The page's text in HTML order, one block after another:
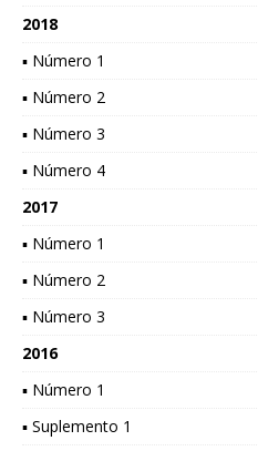
2018
▪ Número 1
▪ Número 2
▪ Número 3
▪ Número 4
2017
▪ Número 1
▪ Número 2
▪ Número 3
2016
▪ Número 1
▪ Suplemento 1